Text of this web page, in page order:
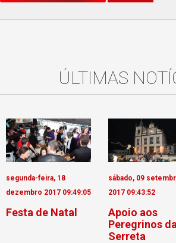
ÚLTIMAS
segunda-feira, 18
dezembro 2017 09:49:05
Festa de Natal
sábado, 09
2017 09:43:52
Apoio aos
Peregrinos da
Serreta